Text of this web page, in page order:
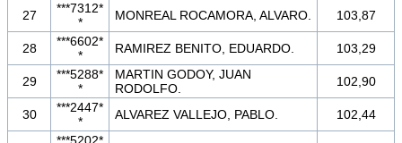
27
***7312*
*
MONREAL ROCAMORA, ALVARO. 103,87
28
***6602*
*
RAMIREZ BENITO, EDUARDO. 103,29
29
***5288*
*
MARTIN GODOY, JUAN
RODOLFO.
102,90
30
***2447*
*
ALVAREZ VALLEJO, PABLO. 102,44